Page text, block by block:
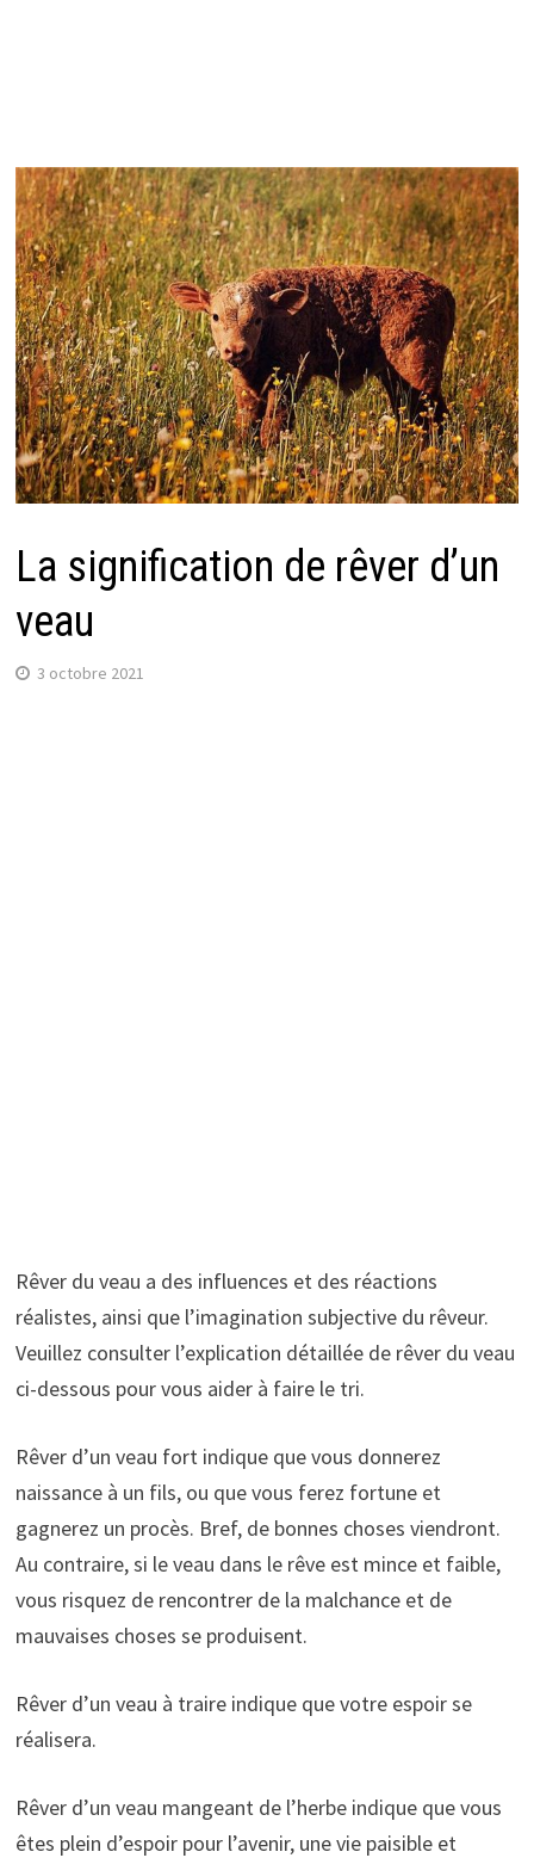
La signification de rêver d’un
veau
3 octobre 2021
Rêver du veau a des influences et des réactions
réalistes, ainsi que l’imagination subjective du rêveur.
Veuillez consulter l’explication détaillée de rêver du veau
ci-dessous pour vous aider à faire le tri.
Rêver d’un veau fort indique que vous donnerez
naissance à un fils, ou que vous ferez fortune et
gagnerez un procès. Bref, de bonnes choses viendront.
Au contraire, si le veau dans le rêve est mince et faible,
vous risquez de rencontrer de la malchance et de
mauvaises choses se produisent.
Rêver d’un veau à traire indique que votre espoir se
réalisera.
Rêver d’un veau mangeant de l’herbe indique que vous
êtes plein d’espoir pour l’avenir, une vie paisible et